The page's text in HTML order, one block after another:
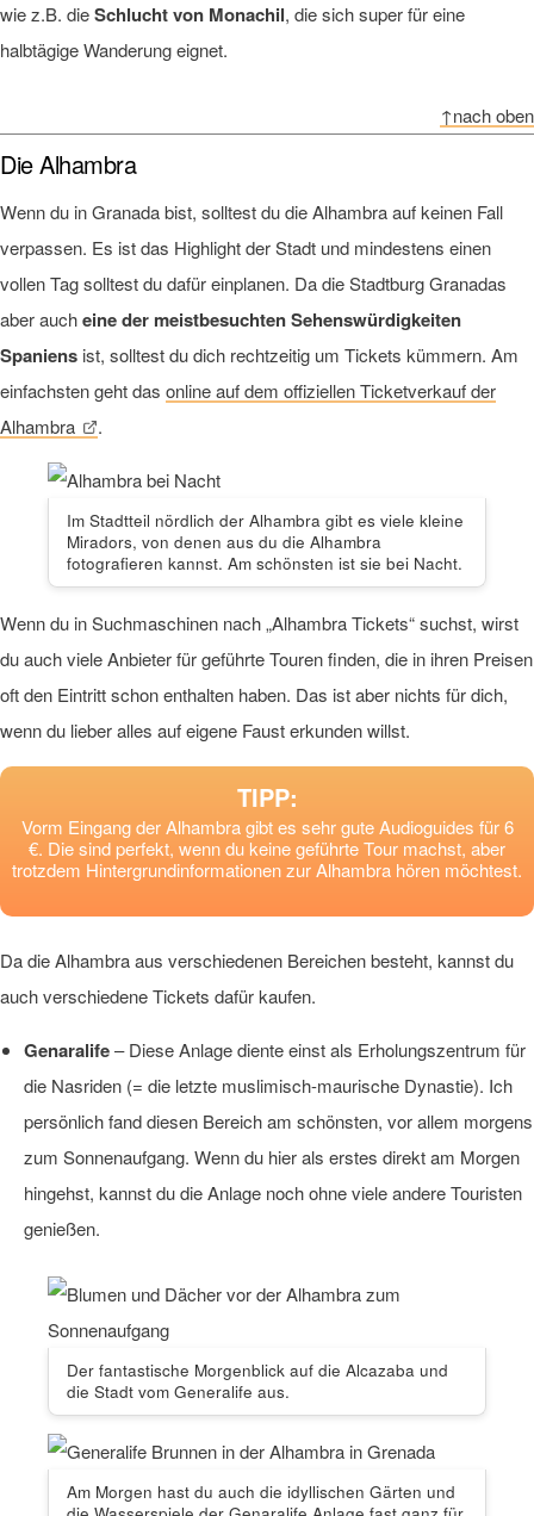
wie z.B. dieSchlucht von Monachil, die sich super für eine
halbtägige Wanderung eignet.
↑nach oben
Die Alhambra
Wenn du in Granada bist, solltest du die Alhambra auf keinen Fall
verpassen. Es ist das Highlight der Stadt und mindestens einen
vollen Tag solltest du dafür einplanen. Da die Stadtburg Granadas
aber aucheine der meistbesuchten Sehenswürdigkeiten
Spaniens ist, solltest du dich rechtzeitig um Tickets kümmern. Am
einfachsten geht das online auf dem offiziellen Ticketverkauf der
Alhambra
.
Im Stadtteil nördlich der Alhambra gibt es viele kleine
Miradors, von denen aus du die Alhambra
fotografieren kannst. Am schönsten ist sie bei Nacht.
Wenn du in Suchmaschinen nach „Alhambra Tickets“ suchst, wirst
du auch viele Anbieter für geführte Touren finden, die in ihren Preisen
oft den Eintritt schon enthalten haben. Das ist aber nichts für dich,
wenn du lieber alles auf eigene Faust erkunden willst.
TIPP:
Vorm Eingang der Alhambra gibt es sehr gute Audioguides für 6
€. Die sind perfekt, wenn du keine geführte Tour machst, aber
trotzdem Hintergrundinformationen zur Alhambra hören möchtest.
Da die Alhambra aus verschiedenen Bereichen besteht, kannst du
auch verschiedene Tickets dafür kaufen.
Genaralife– Diese Anlage diente einst als Erholungszentrum für
die Nasriden (= die letzte muslimisch-maurische Dynastie). Ich
persönlich fand diesen Bereich am schönsten, vor allem morgens
zum Sonnenaufgang. Wenn du hier als erstes direkt am Morgen
hingehst, kannst du die Anlage noch ohne viele andere Touristen
genießen.
Der fantastische Morgenblick auf die Alcazaba und
die Stadt vom Generalife aus.
Am Morgen hast du auch die idyllischen Gärten und